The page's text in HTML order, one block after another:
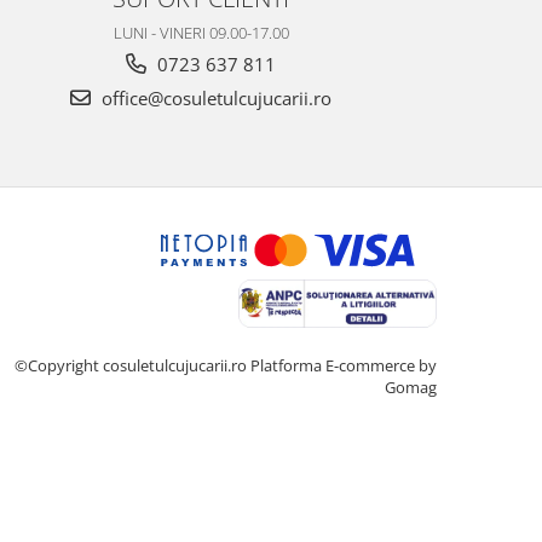
LUNI - VINERI 09.00-17.00
0723 637 811
office@cosuletulcujucarii.ro
©Copyright cosuletulcujucarii.ro Platforma E-commerce by
Gomag